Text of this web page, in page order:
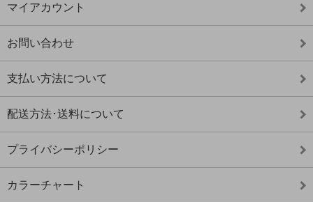
マイアカウント
お問い合わせ
支払い方法について
配送方法･送料について
プライバシーポリシー
カラーチャート